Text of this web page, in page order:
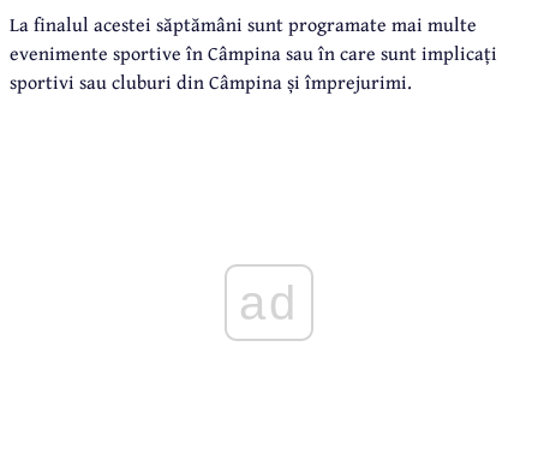
La finalul acestei săptămâni sunt programate mai multe
evenimente sportive în Câmpina sau în care sunt implicați
sportivi sau cluburi din Câmpina și împrejurimi.
ad